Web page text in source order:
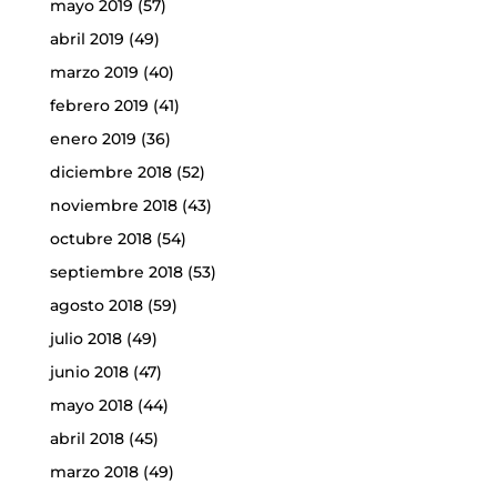
mayo 2019 (57)
abril 2019 (49)
marzo 2019 (40)
febrero 2019 (41)
enero 2019 (36)
diciembre 2018(52)
noviembre 2018(43)
octubre 2018(54)
septiembre 2018(53)
agosto 2018(59)
julio 2018(49)
junio 2018(47)
mayo 2018(44)
abril 2018(45)
marzo 2018(49)